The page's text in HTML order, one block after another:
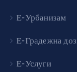
Е-Урбанизам
Е-Градежна
Е-Услуги